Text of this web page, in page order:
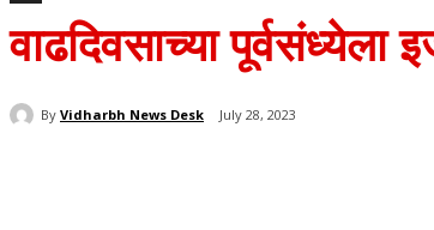
वाढदिवसाच्या
By Vidharbh News Desk July 28, 2023